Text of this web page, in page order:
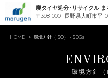
廃タイヤ処分･リサイクル ま
〒398-0001 長野県大町市平
HOME 環境方針（ISO）・SDGs
EN V IR
環境方針